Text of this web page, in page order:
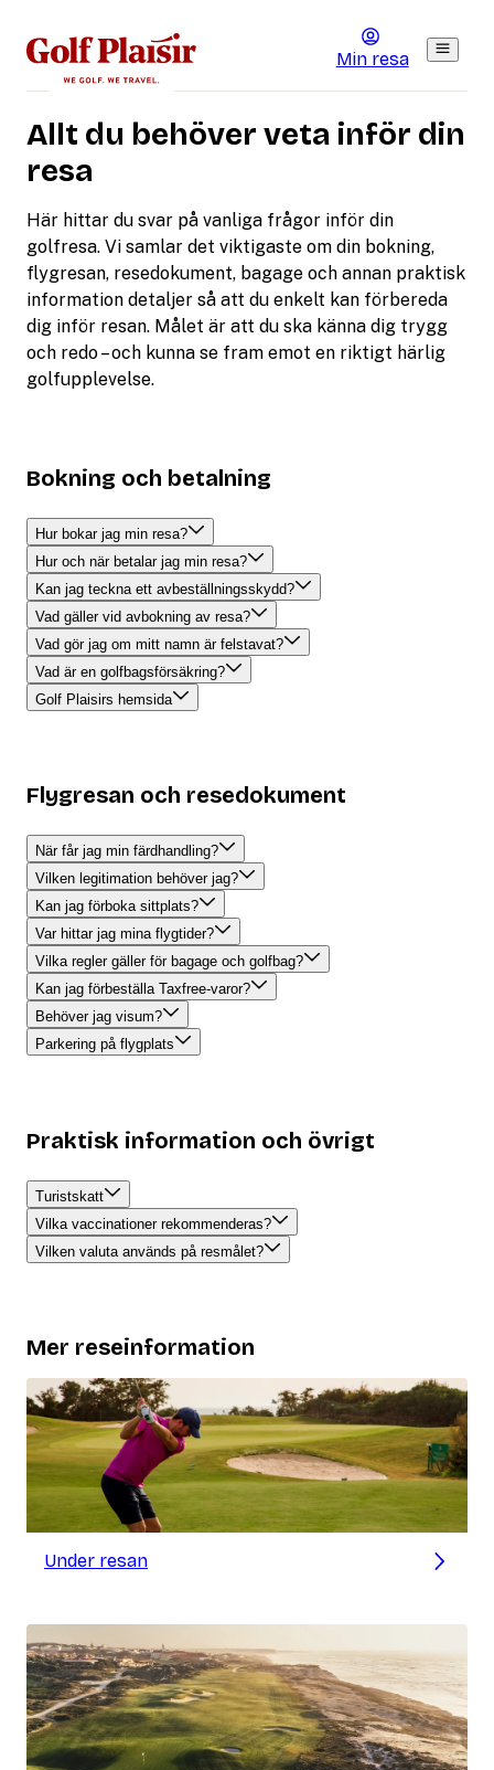
Min resa
Allt du behöver veta inför din
resa
Här hittar du svar på vanliga frågor inför din
golfresa. Vi samlar det viktigaste om din bokning,
flygresan, resedokument, bagage och annan praktisk
information detaljer så att du enkelt kan förbereda
dig inför resan. Målet är att du ska känna dig trygg
och redo – och kunna se fram emot en riktigt härlig
golfupplevelse.
Bokning och betalning
Hur bokar jag min resa?
Hur och när betalar jag min resa?
Kan jag teckna ett avbeställningsskydd?
Vad gäller vid avbokning av resa?
Vad gör jag om mitt namn är felstavat?
Vad är en golfbagsförsäkring?
Golf Plaisirs hemsida
Flygresan och resedokument
När får jag min färdhandling?
Vilken legitimation behöver jag?
Kan jag förboka sittplats?
Var hittar jag mina flygtider?
Vilka regler gäller för bagage och golfbag?
Kan jag förbeställa Taxfree-varor?
Behöver jag visum?
Parkering på flygplats
Praktisk information och övrigt
Turistskatt
Vilka vaccinationer rekommenderas?
Vilken valuta används på resmålet?
Mer reseinformation
Under resan